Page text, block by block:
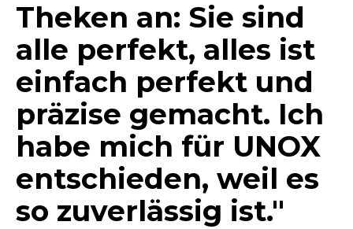
Theken an: Sie sind
alle perfekt, alles ist
einfach perfekt und
präzise gemacht. Ich
habe mich für UNOX
entschieden, weil es
so zuverlässig ist."